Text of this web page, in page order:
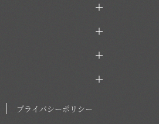
プライバシーポリシー